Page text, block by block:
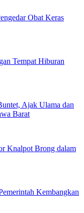
Obat Keras
Tempat Hiburan
Ajak Ulama dan
Barat
Knalpot Brong dalam
Kembangkan